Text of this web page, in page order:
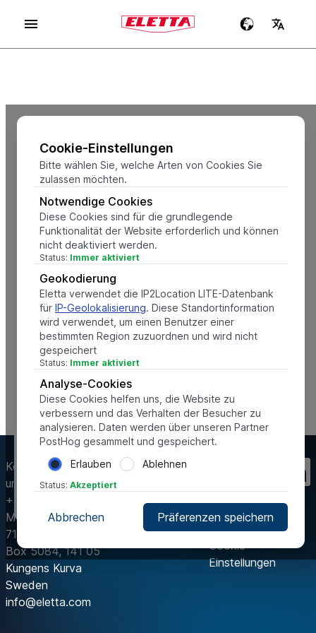
Cookie-Einstellungen
Bitte wählen Sie, welche Arten von Cookies Sie
zulassen möchten.
Notwendige Cookies
Diese Cookies sind für die grundlegende
Funktionalität der Website erforderlich und können
nicht deaktiviert werden.
Status: Immer aktiviert
Geokodierung
Eletta verwendet die IP2Location LITE-Datenbank
für IP-Geolokalisierung. Diese Standortinformation
wird verwendet, um einen Benutzer einer
bestimmten Region zuzuordnen und wird nicht
gespeichert
Status: Immer aktiviert
Analyse-Cookies
Diese Cookies helfen uns, die Website zu
verbessern und das Verhalten der Besucher zu
analysieren. Daten werden über unseren Partner
PostHog gesammelt und gespeichert.
Erlauben
Ablehnen
Status: Akzeptiert
Abbrechen Präferenzen speichern
Diese Website verwendet Cookies, um uns zu helfen, sie zu
verbessern und die bestmögliche Benutzererfahrung zu
bieten. Dies umfasst Cookies von Drittanbietern.
Einstellungen oder Ablehnen Alle akzeptieren
Kontaktieren Sie
uns
+46 8 603 07 70
Mälarvägen 3, 141
71 Segeltorp
Box 5084, 141 05
Kungens Kurva
Sweden
info@eletta.com
Cookie-
Einstellungen